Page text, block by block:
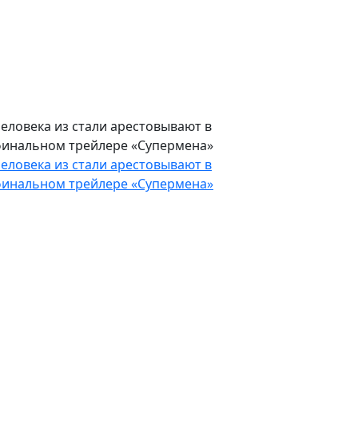
из стали арестовывают в
трейлере «Супермена»
из стали арестовывают в
трейлере «Супермена»